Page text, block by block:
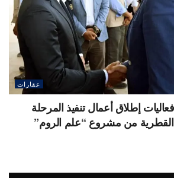
عقارات
إطلاق أعمال تنفيذ المرحلة
القطرية من مشروع “علم الروم”